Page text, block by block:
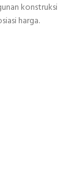
konstruksi
harga.